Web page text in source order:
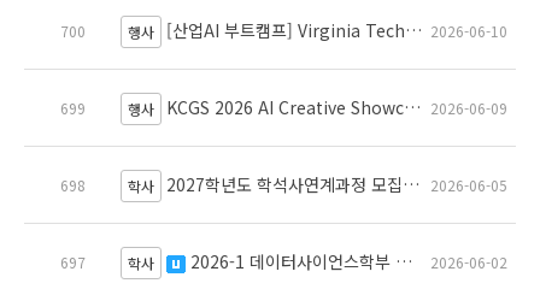
700 행사 [산업AI 부트캠프] Virginia Tech 이상원 교수님 HCI 세미나 안내 2026-06-10
699 행사 KCGS 2026 AI Creative Showcase 공모 2026-06-09
698 학사 2027학년도 학석사연계과정 모집요강 2026-06-05
697 학사 수정됨2026-1 데이터사이언스학부 전공이수 체계도 안내 / Curriculum Roadmap for the Department of Data Science 2026-06-02